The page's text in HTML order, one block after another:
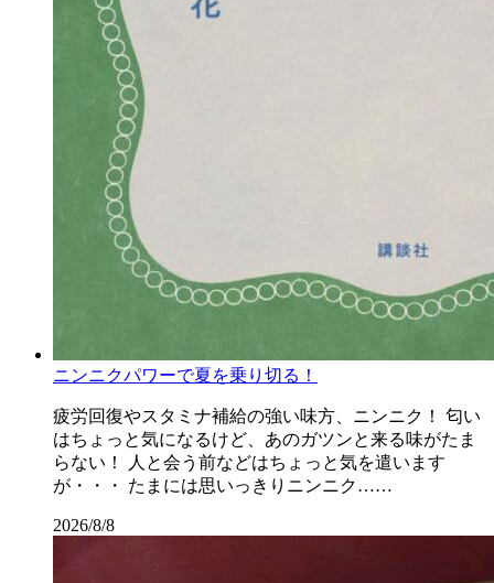
ニンニクパワーで夏を乗り切る！
疲労回復やスタミナ補給の強い味方、ニンニク！ 匂い
はちょっと気になるけど、あのガツンと来る味がたま
らない！ 人と会う前などはちょっと気を遣います
が・・・ たまには思いっきりニンニク……
2026/8/8